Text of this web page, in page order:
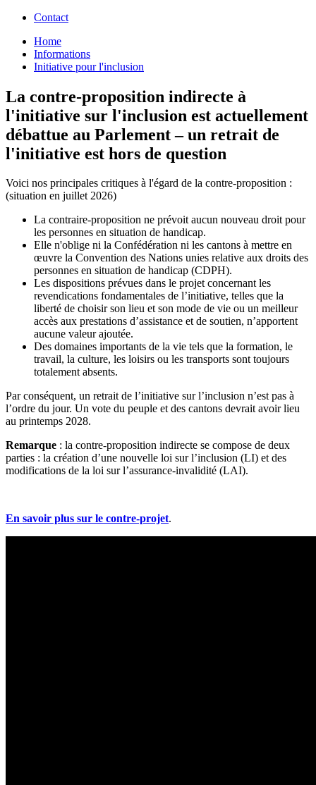
Contact
Home
Informations
Initiative pour l'inclusion
La contre-proposition indirecte à
l'initiative sur l'inclusion est actuellement
débattue au Parlement – un retrait de
l'initiative est hors de question
Voici nos principales critiques à l'égard de la contre-proposition :
(situation en juillet 2026)
La contraire-proposition ne prévoit aucun nouveau droit pour
les personnes en situation de handicap.
Elle n'oblige ni la Confédération ni les cantons à mettre en
œuvre la Convention des Nations unies relative aux droits des
personnes en situation de handicap (CDPH).
Les dispositions prévues dans le projet concernant les
revendications fondamentales de l’initiative, telles que la
liberté de choisir son lieu et son mode de vie ou un meilleur
accès aux prestations d’assistance et de soutien, n’apportent
aucune valeur ajoutée.
Des domaines importants de la vie tels que la formation, le
travail, la culture, les loisirs ou les transports sont toujours
totalement absents.
Par conséquent, un retrait de l’initiative sur l’inclusion n’est pas à
l’ordre du jour. Un vote du peuple et des cantons devrait avoir lieu
au printemps 2028.
Remarque : la contre-proposition indirecte se compose de deux
parties : la création d’une nouvelle loi sur l’inclusion (LI) et des
modifications de la loi sur l’assurance-invalidité (LAI).
En savoir plus sur le contre-projet.